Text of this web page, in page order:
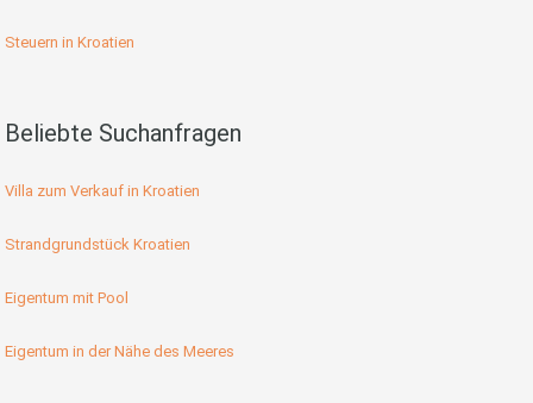
Steuern in Kroatien
Beliebte Suchanfragen
Villa zum Verkauf in Kroatien
Strandgrundstück Kroatien
Eigentum mit Pool
Eigentum in der Nähe des Meeres